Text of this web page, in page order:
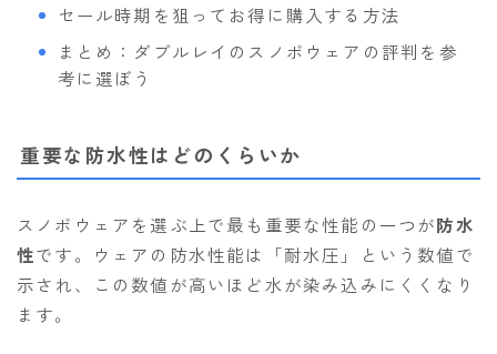
セール時期を狙ってお得に購入する方法
まとめ：ダブルレイのスノボウェアの評判を参
考に選ぼう
重要な防水性はどのくらいか
スノボウェアを選ぶ上で最も重要な性能の一つが防水
性です。ウェアの防水性能は「耐水圧」という数値で
示され、この数値が高いほど水が染み込みにくくなり
ます。